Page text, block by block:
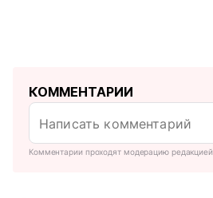
КОММЕНТАРИИ
Комментарии проходят модерацию редакцией